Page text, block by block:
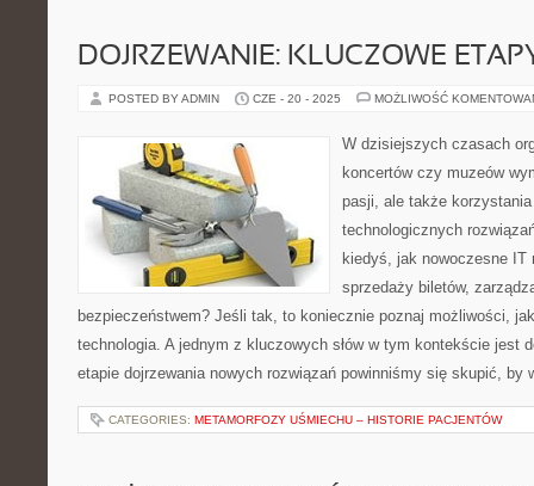
DOJRZEWANIE: KLUCZOWE
POSTED BY ADMIN CZE - 20 - 2025 MOŻLIWOŚĆ
W dzisiejszych czasach
koncertów czy muzeów
pasji, ale także
technologicznych
kiedyś, jak nowoczesne IT
sprzedaży biletów,
bezpieczeństwem? Jeśli tak, to koniecznie poznaj możliwości,
technologia. A jednym z kluczowych słów w tym kontekście jest
etapie dojrzewania nowych rozwiązań powinniśmy się skupić,
CATEGORIES: METAMORFOZY UŚMIECHU – HISTORIE PACJENTÓW